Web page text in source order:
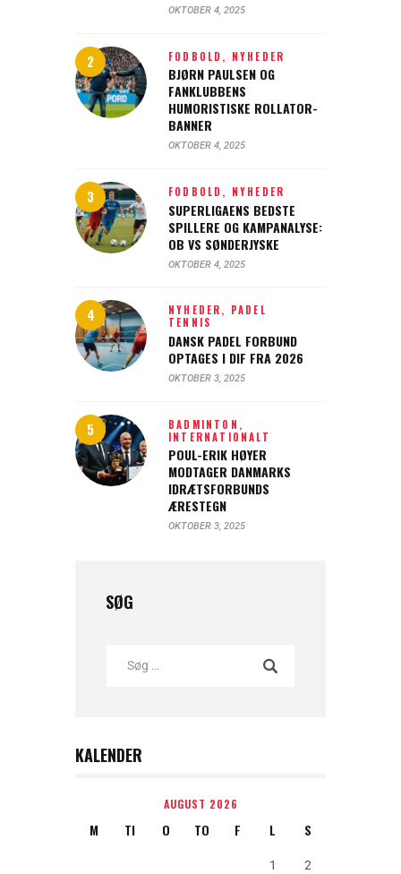
OKTOBER 4, 2025
FODBOLD, NYHEDER
BJØRN PAULSEN OG
FANKLUBBENS
HUMORISTISKE ROLLATOR-
BANNER
OKTOBER 4, 2025
FODBOLD, NYHEDER
SUPERLIGAENS BEDSTE
SPILLERE OG KAMPANALYSE:
OB VS SØNDERJYSKE
OKTOBER 4, 2025
NYHEDER, PADEL
TENNIS
DANSK PADEL FORBUND
OPTAGES I DIF FRA 2026
OKTOBER 3, 2025
BADMINTON,
INTERNATIONALT
POUL-ERIK HØYER
MODTAGER DANMARKS
IDRÆTSFORBUNDS
ÆRESTEGN
OKTOBER 3, 2025
SØG
KALENDER
AUGUST 2026
M TI O TO F L S
1 2